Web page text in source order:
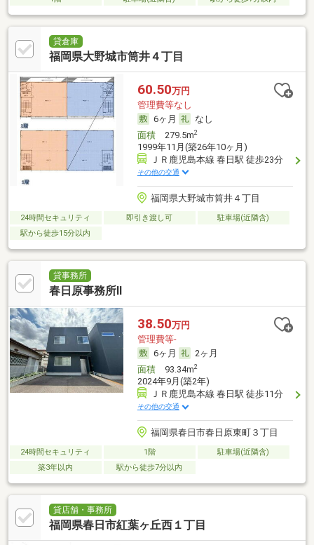
貸倉庫
福岡県大野城市筒井４丁目
60.50万円
管理費等なし
6ヶ月
なし
面積279.5m2
1999年11月(築26年10ヶ月)
ＪＲ鹿児島本線 春日駅 徒歩23分
その他の交通
福岡県大野城市筒井４丁目
24時間セキュリティ 即引き渡し可
駐車場(近隣含)
駅から徒歩15分以内
貸事務所
春日原事務所Ⅱ
38.50万円
管理費等-
6ヶ月
2ヶ月
面積93.34m2
2024年9月(築2年)
ＪＲ鹿児島本線 春日駅 徒歩11分
その他の交通
福岡県春日市春日原東町３丁目
24時間セキュリティ 1階
駐車場(近隣含)
築3年以内
駅から徒歩7分以内
貸店舗・事務所
福岡県春日市紅葉ヶ丘西１丁目